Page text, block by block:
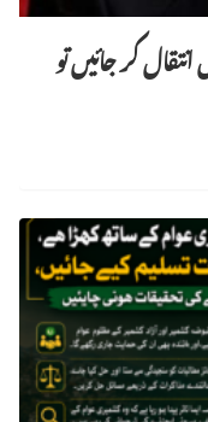
کر جائیں تو